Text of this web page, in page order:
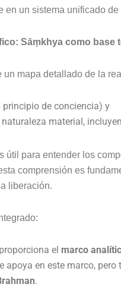
en un sistema unificado
Sāṃkhya como base
un mapa detallado de la
principio de conciencia) y
naturaleza material,
útil para entender los
comprensión es
liberación.
el marco
apoya en este marco,
.